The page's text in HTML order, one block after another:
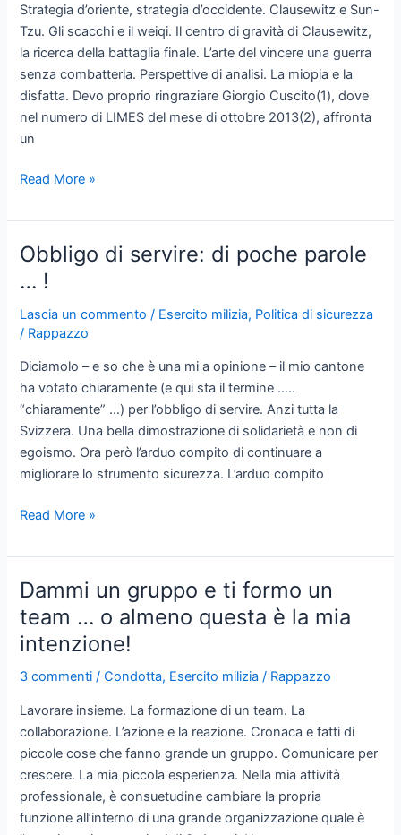
Strategia d’oriente, strategia d’occidente. Clausewitz e Sun-
Tzu. Gli scacchi e il weiqi. Il centro di gravità di Clausewitz,
la ricerca della battaglia finale. L’arte del vincere una guerra
senza combatterla. Perspettive di analisi. La miopia e la
disfatta. Devo proprio ringraziare Giorgio Cuscito(1), dove
nel numero di LIMES del mese di ottobre 2013(2), affronta
un
Il
degli
scacchi,
il
weiqi
e
la
Read More »
Obbligo di servire: di poche parole
… !
Lascia un commento / Esercito milizia, Politica di sicurezza
/ Rappazzo
Diciamolo – e so che è una mi a opinione – il mio cantone
ha votato chiaramente (e qui sta il termine …..
“chiaramente” …) per l’obbligo di servire. Anzi tutta la
Svizzera. Una bella dimostrazione di solidarietà e non di
egoismo. Ora però l’arduo compito di continuare a
migliorare lo strumento sicurezza. L’arduo compito
Obbligo
servire:
di
poche
parole
…
Read More »
Dammi un gruppo e ti formo un
team … o almeno questa è la mia
intenzione!
3 commenti /Condotta, Esercito milizia / Rappazzo
Lavorare insieme. La formazione di un team. La
collaborazione. L’azione e la reazione. Cronaca e fatti di
piccole cose che fanno grande un gruppo. Comunicare per
crescere. La mia piccola esperienza. Nella mia attività
professionale, è consuetudine cambiare la propria
funzione all’interno di una grande organizzazione quale è